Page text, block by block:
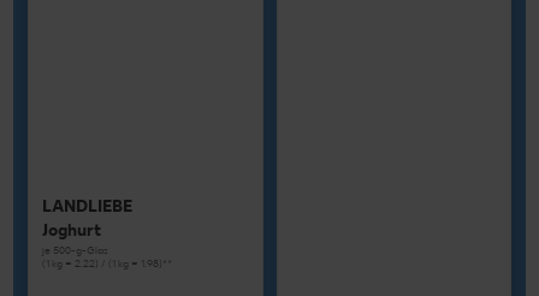
LANDLIEBE
Joghurt
je 500-g-Glas
(1 kg = 2.22) / (1 kg = 1.98)**